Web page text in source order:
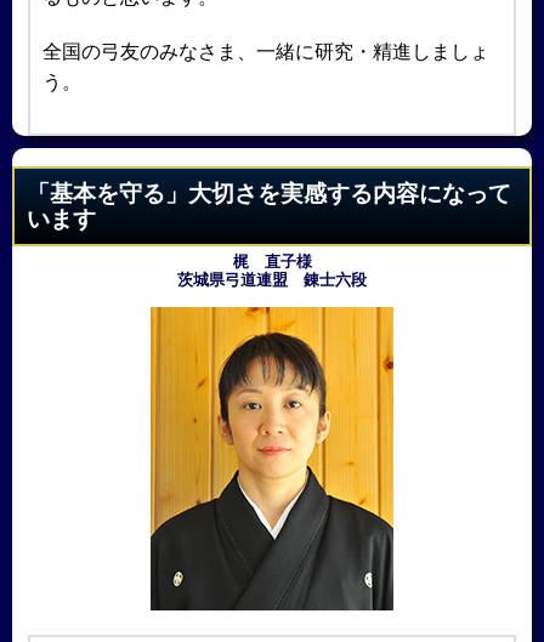
全国の弓友のみなさま、一緒に研究・精進しましょ
う。
「基本を守る」大切さを実感する内容になって
います
梶 直子様
茨城県弓道連盟 錬士六段